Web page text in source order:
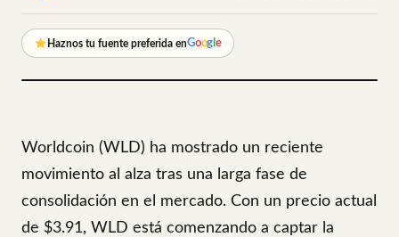
Haznos tu fuente preferida enGoog e
Worldcoin (WLD) ha mostrado un reciente
movimiento al alza tras una larga fase de
consolidación en el mercado. Con un precio actual
de $3.91, WLD está comenzando a captar la